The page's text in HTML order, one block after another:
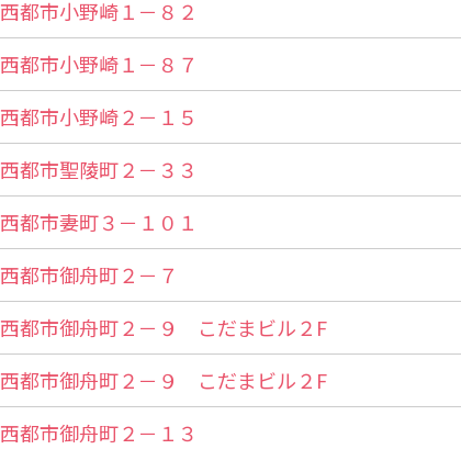
西都市小野崎１－８２
西都市小野崎１－８７
西都市小野崎２－１５
西都市聖陵町２－３３
西都市妻町３－１０１
西都市御舟町２－７
西都市御舟町２－９ こだまビル２F
西都市御舟町２－９ こだまビル２F
西都市御舟町２－１３